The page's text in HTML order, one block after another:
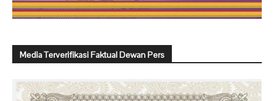
Media Terverifikasi Faktual Dewan Pers